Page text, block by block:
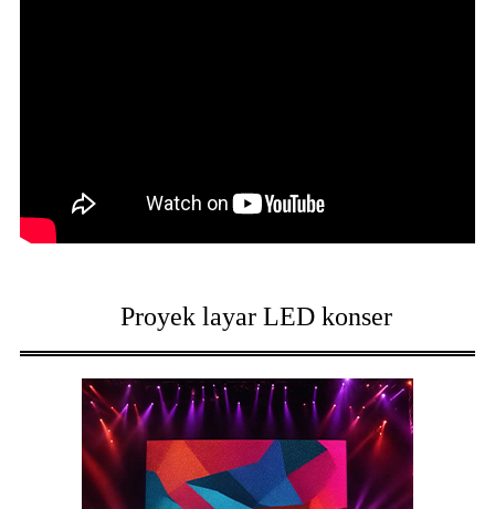
Proyek layar LED konser